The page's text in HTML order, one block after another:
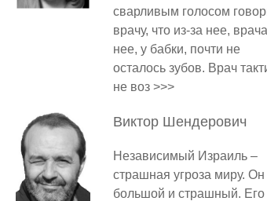
сварливым голосом
врачу, что из-за нее,
нее, у бабки, почти не
осталось зубов. Врач
не воз >>>
Виктор Шендерович
Независимый Израиль –
страшная угроза миру. Он
большой и страшный. Его